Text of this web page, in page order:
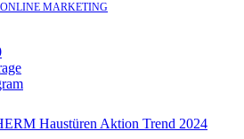
Haustüren Aktion Trend 2024
MARKETING